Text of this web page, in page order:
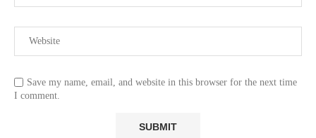
Save my name, email, and website in this browser for the next time
I comment.